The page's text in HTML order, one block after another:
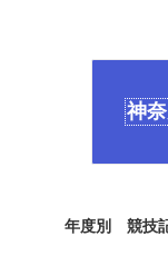
神
年度別 競技記